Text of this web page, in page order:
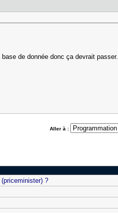
de donnée donc ça devrait passer.
Aller à :
?